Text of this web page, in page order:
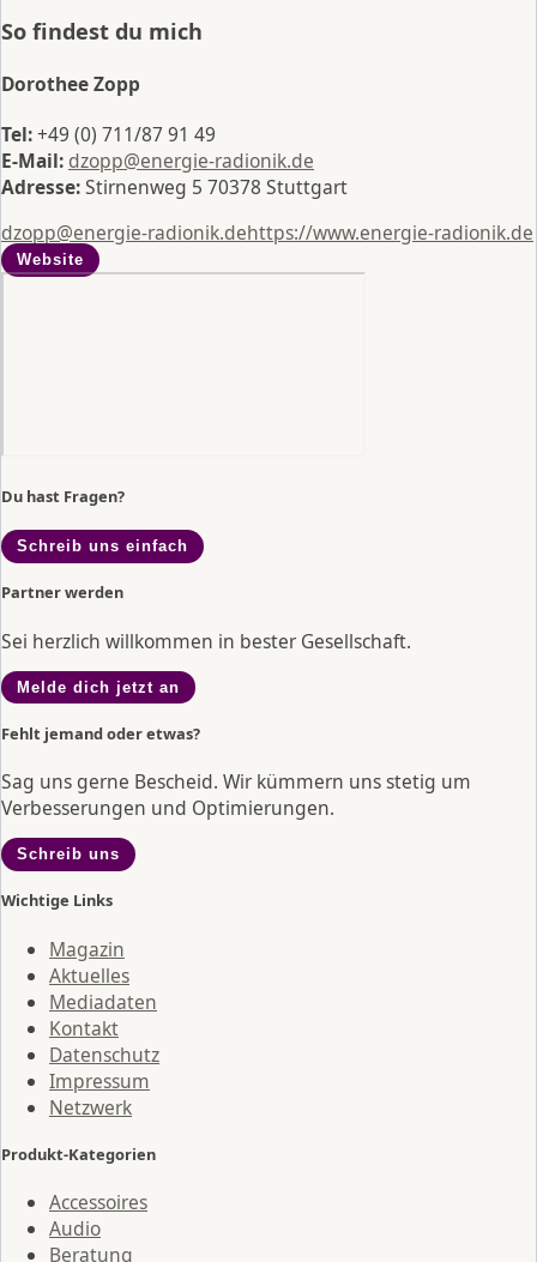
So findest du mich
Dorothee Zopp
Tel:+49 (0) 711/87 91 49
E-Mail: dzopp@energie-radionik.de
Adresse:Stirnenweg 5 70378 Stuttgart
dzopp@energie-radionik.dehttps://www.energie-radionik.de
Website
Du hast Fragen?
Schreib uns einfach
Partner werden
Sei herzlich willkommen in bester Gesellschaft.
Melde dich jetzt an
Fehlt jemand oder etwas?
Sag uns gerne Bescheid. Wir kümmern uns stetig um
Verbesserungen und Optimierungen.
Schreib uns
Wichtige Links
Magazin
Aktuelles
Mediadaten
Kontakt
Datenschutz
Impressum
Netzwerk
Produkt-Kategorien
Accessoires
Audio
Beratung